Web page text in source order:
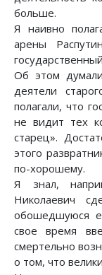
больше.
Я наивно
арены
Об этом
деятели
полагали, что
не видит тех
старец».
этого
по-хорошему.
Я знал,
Николаевич
обошедшуюся
свое время
смертельно
о том, что